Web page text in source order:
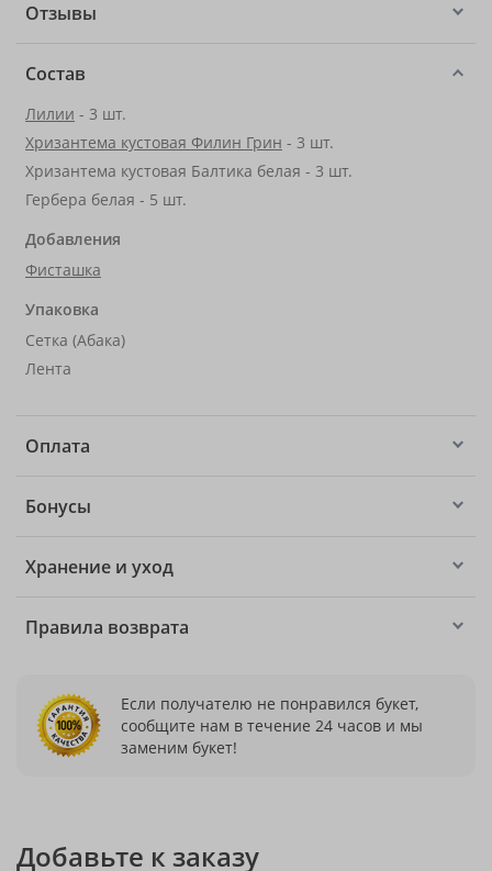
Отзывы
Состав
Лилии - 3 шт.
Хризантема кустовая Филин Грин - 3 шт.
Хризантема кустовая Балтика белая - 3 шт.
Гербера белая - 5 шт.
Добавления
Фисташка
Упаковка
Сетка (Абака)
Лента
Оплата
Бонусы
Хранение и уход
Правила возврата
Если получателю не понравился букет,
сообщите нам в течение 24 часов и мы
заменим букет!
Добавьте к заказу